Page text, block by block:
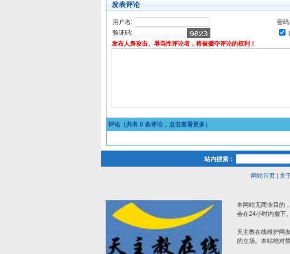
发表评论
用户名:
密码:
验证码:
发布人身攻击、辱骂性评论者，将被褫夺评论的权利！
评论（共有 0 条评论，点击查看更多）
站内搜索：
网站首页| 关
本网站无商业目的
会在24小时内撤下。
天主教在线维护网
的立场。本站绝对